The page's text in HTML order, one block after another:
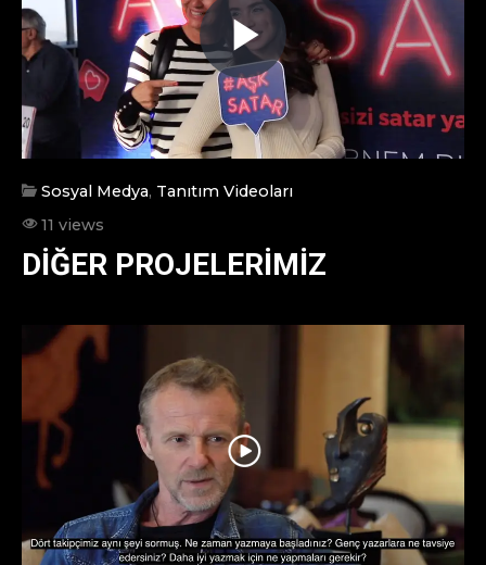
Sosyal Medya, Tanıtım Videoları
11 views
DIĞER PROJELERIMIZ